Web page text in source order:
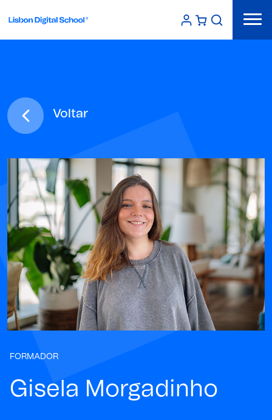
Voltar
FORMADOR
Gisela Morgadinho